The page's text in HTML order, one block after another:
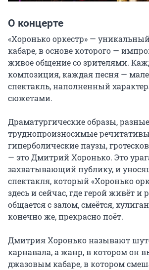
О концерте
«Хоронько оркестр» —
кабаре, в основе которого —
живое общение со зрителями.
композиция, каждая песня —
спектакль, наполненный
сюжетами.
Драматургические образы,
труднопроизносимые
гиперболические паузы,
— это Дмитрий Хоронько. Это
захватывающий публику, и
спектакля, который «Хоронько
здесь и сейчас, где герой живёт и
общается с залом, смеётся,
конечно же, прекрасно поёт.
Дмитрия Хоронько называют
карнавала, а жанр, в котором он
джазовым кабаре, в котором